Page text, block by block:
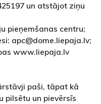
un atstājot ziņu
pieņemšanas centru;
apc@dome.liepaja.lv;
www.liepaja.lv
paši, tāpat kā
pilsētu un pievērsīs